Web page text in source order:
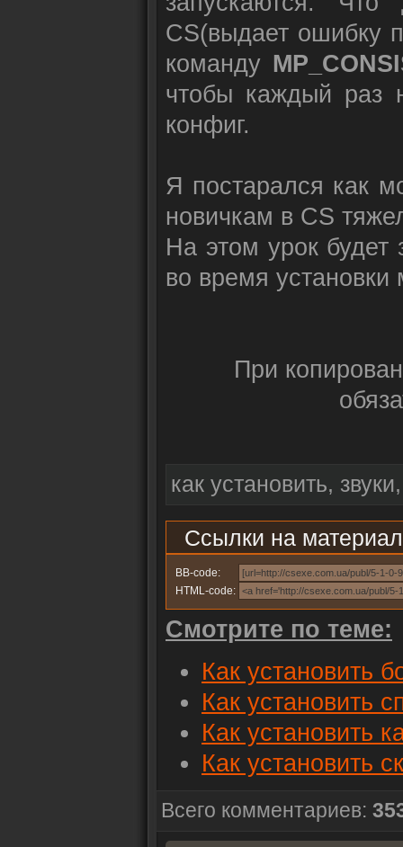
CS(выдает ошибку
команду
чтобы каждый раз
конфиг.
Я постарался как
новичкам в CS
На этом урок будет
во время
При
как установить,
Ссылки на материал
BB-code:
HTML-code:
Смотрите по теме:
Как установить
Как установить
Как установить
Как установить
Всего комментариев: